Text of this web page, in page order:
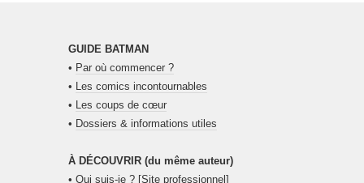
GUIDE BATMAN
• Par où commencer ?
• Les comics incontournables
• Les coups de cœur
• Dossiers & informations utiles
À DÉCOUVRIR (du même auteur)
• Qui suis-je ? [Site professionnel]